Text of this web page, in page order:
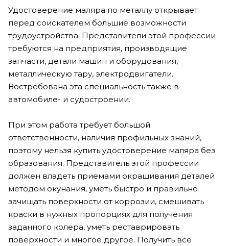
Удостоверение маляра по металлу открывает
перед соискателем большие возможности
трудоустройства. Представители этой профессии
требуются на предприятия, производящие
запчасти, детали машин и оборудования,
металлическую тару, электродвигатели.
Востребована эта специальность также в
автомобиле- и судостроении.
При этом работа требует большой
ответственности, наличия профильных знаний,
поэтому нельзя купить удостоверение маляра без
образования. Представитель этой профессии
должен владеть приемами окрашивания деталей
методом окунания, уметь быстро и правильно
зачищать поверхности от коррозии, смешивать
краски в нужных пропорциях для получения
заданного колера, уметь реставрировать
поверхности и многое другое. Получить все